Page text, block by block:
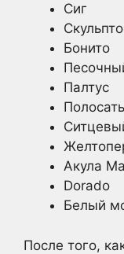
Сиг
Бонито
Палтус
Акула
Dorado
Белый
После того,